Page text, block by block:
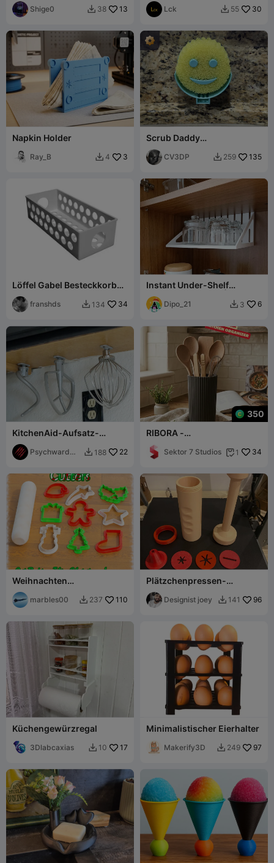
Shige0  38 13 Lck  55 30
Napkin Holder
Ray_B  4 3
Scrub Daddy
Spritzschutzhalterung
CV3DP  259 135
Löffel Gabel Besteckkorb
Schublade D190 x B80 x
H60 mm 36g
franshds  134 34
Instant Under-Shelf
Kitchen Organizer | No
Hardware
Dipo_21  3 6
KitchenAid-Aufsatz-
Halterungen für
Unterschränke
Psychward
 188 22
350
RIBORA -
MODERNES KÜCHENDEKOR
/ AUFBEWAHRUNG
Sektor 7 Studios  1 34
Weihnachten
Ausstechformen
marbles00  237 110
Plätzchenpressen-
Werkzeug
Designist joey  141 96
Küchengewürzregal
3Dlabcaxias  10 17
Minimalistischer Eierhalter
Makerify3D  249 97